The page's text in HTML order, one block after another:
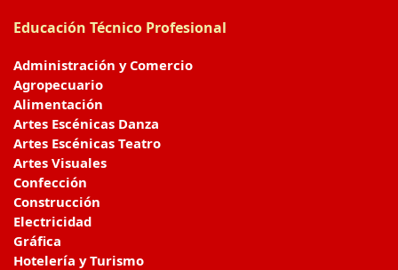
Educación Técnico Profesional
Administración y Comercio
Agropecuario
Alimentación
Artes Escénicas Danza
Artes Escénicas Teatro
Artes Visuales
Confección
Construcción
Electricidad
Gráfica
Hotelería y Turismo